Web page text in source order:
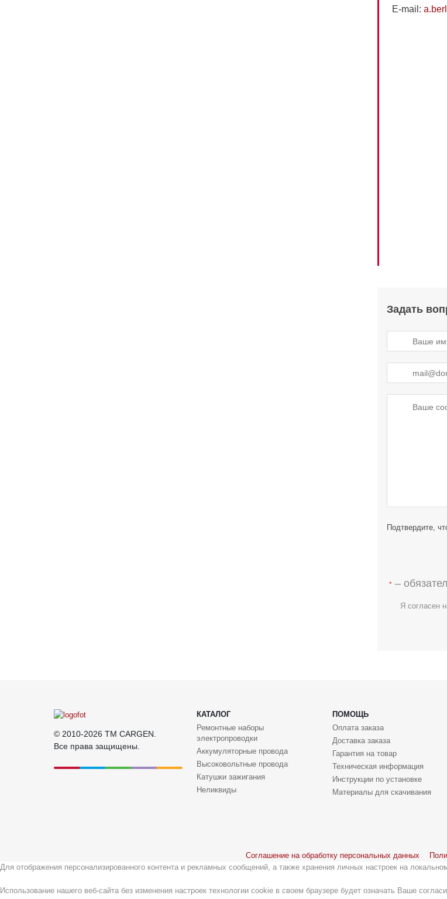
E-mail:
Задать
Подтвердите,
* –
Я согласен
© 2010-2026 TM CARGEN.
Все права защищены.
КАТАЛОГ ПОМОЩЬ
Ремонтные наборы
электропроводки
Аккумуляторные провода
Высоковольтные провода
Катушки зажигания
Неликвиды
Оплата заказа
Доставка заказа
Гарантия на товар
Техническая информация
Инструкции по установке
Материалы для скачивания
Соглашение на обработку персональных данных
Для отображения персонализированного контента и рекламных сообщений, а также хранения личных настроек на
Использование нашего веб-сайта без изменения настроек технологии cookie в своем браузере будет означать Ваше